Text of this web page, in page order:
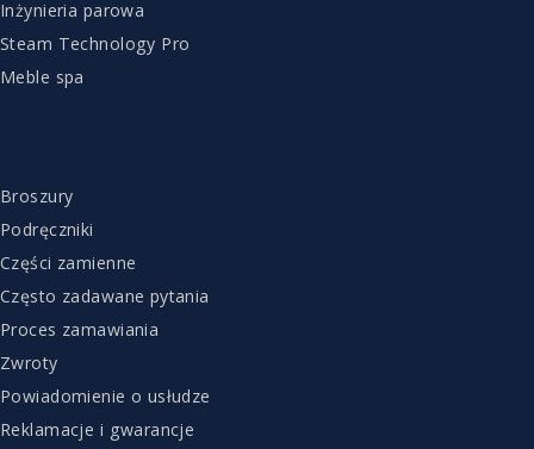
Inżynieria parowa
Steam Technology Pro
Meble spa
Broszury
Podręczniki
Części zamienne
Często zadawane pytania
Proces zamawiania
Zwroty
Powiadomienie o usłudze
Reklamacje i gwarancje